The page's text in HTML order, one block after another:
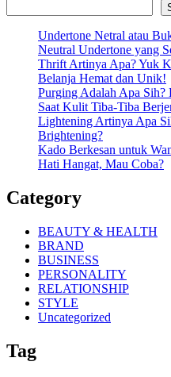
Undertone Netral atau
Neutral Undertone yang
Thrift Artinya Apa? Yuk
Belanja Hemat dan Unik!
Purging Adalah Apa
Saat Kulit Tiba-Tiba
Lightening Artinya Apa
Brightening?
Kado Berkesan untuk
Hati Hangat, Mau Coba?
Category
BEAUTY & HEALTH
BRAND
BUSINESS
PERSONALITY
RELATIONSHIP
STYLE
Uncategorized
Tag